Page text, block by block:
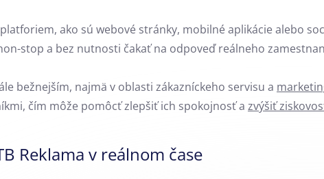
ako sú webové stránky, mobilné aplikácie alebo
stop a bez nutnosti čakať na odpoveď reálneho
bežnejším, najmä v oblasti zákazníckeho servisu a
čím môže pomôcť zlepšiť ich spokojnosť a zvýšiť
Reklama v reálnom čase